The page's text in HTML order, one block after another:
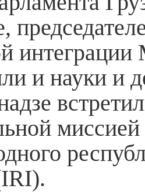
и науки и
миссией